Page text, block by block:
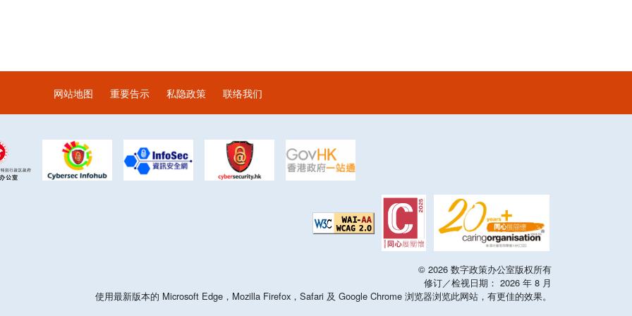
网站地图 重要告示 私隐政策 联络我们
© 2026 数字政策办公室版权所有
修订／检视日期： 2026 年 8 月
使用最新版本的 Microsoft Edge，Mozilla Firefox，Safari 及 Google Chrome 浏览器浏览此网站，有更佳的效果。